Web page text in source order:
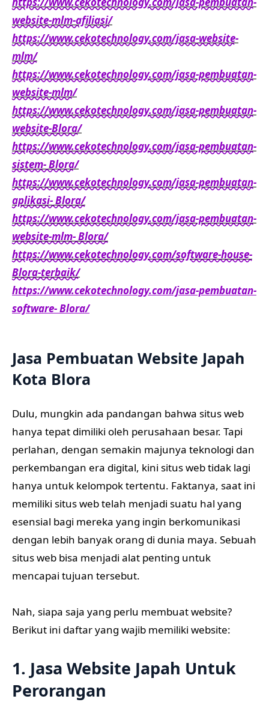
website-mlm-afiliasi/
https://www.cekotechnology.com/jasa-website-
mlm/
https://www.cekotechnology.com/jasa-pembuatan-
website-mlm/
https://www.cekotechnology.com/jasa-pembuatan-
website-Blora/
https://www.cekotechnology.com/jasa-pembuatan-
sistem- Blora/
https://www.cekotechnology.com/jasa-pembuatan-
aplikasi- Blora/
https://www.cekotechnology.com/jasa-pembuatan-
website-mlm- Blora/
https://www.cekotechnology.com/software-house-
Blora-terbaik/
https://www.cekotechnology.com/jasa-pembuatan-
software- Blora/
Jasa Pembuatan Website Japah
Kota Blora
Dulu, mungkin ada pandangan bahwa situs web
hanya tepat dimiliki oleh perusahaan besar. Tapi
perlahan, dengan semakin majunya teknologi dan
perkembangan era digital, kini situs web tidak lagi
hanya untuk kelompok tertentu. Faktanya, saat ini
memiliki situs web telah menjadi suatu hal yang
esensial bagi mereka yang ingin berkomunikasi
dengan lebih banyak orang di dunia maya. Sebuah
situs web bisa menjadi alat penting untuk
mencapai tujuan tersebut.
Nah, siapa saja yang perlu membuat website?
Berikut ini daftar yang wajib memiliki website:
1. Jasa Website Japah Untuk
Perorangan